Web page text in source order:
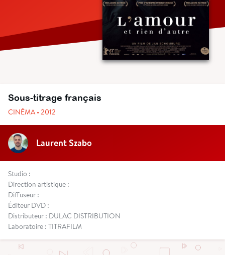
Sous-titrage français
CINÉMA • 2012
Laurent Szabo
Studio :
Direction artistique :
Diffuseur :
Éditeur DVD :
Distributeur : DULAC DISTRIBUTION
Laboratoire : TITRAFILM